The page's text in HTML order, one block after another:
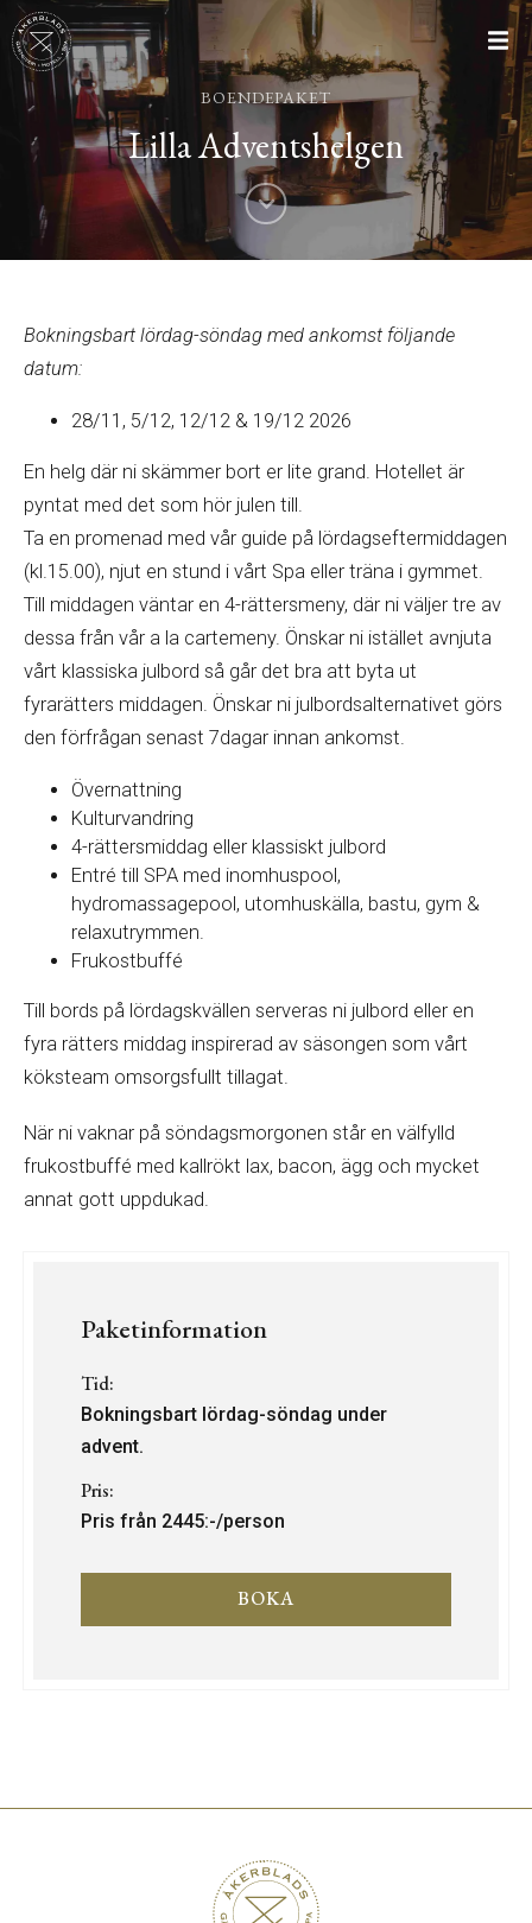
BOENDEPAKET
Lilla Adventshelgen
Bokningsbart lördag-söndag med ankomst följande
datum:
28/11, 5/12, 12/12 & 19/12 2026
En helg där ni skämmer bort er lite grand. Hotellet är
pyntat med det som hör julen till.
Ta en promenad med vår guide på lördagseftermiddagen
(kl.15.00), njut en stund i vårt Spa eller träna i gymmet.
Till middagen väntar en 4-rättersmeny, där ni väljer tre av
dessa från vår a la cartemeny. Önskar ni istället avnjuta
vårt klassiska julbord så går det bra att byta ut
fyrarätters middagen. Önskar ni julbordsalternativet görs
den förfrågan senast 7dagar innan ankomst.
Övernattning
Kulturvandring
4-rättersmiddag eller klassiskt julbord
Entré till SPA med inomhuspool,
hydromassagepool, utomhuskälla, bastu, gym &
relaxutrymmen.
Frukostbuffé
Till bords på lördagskvällen serveras ni julbord eller en
fyra rätters middag inspirerad av säsongen som vårt
köksteam omsorgsfullt tillagat.
När ni vaknar på söndagsmorgonen står en välfylld
frukostbuffé med kallrökt lax, bacon, ägg och mycket
annat gott uppdukad.
Paketinformation
Tid:
Bokningsbart lördag-söndag under
advent.
Pris:
Pris från 2445:-/person
BOKA